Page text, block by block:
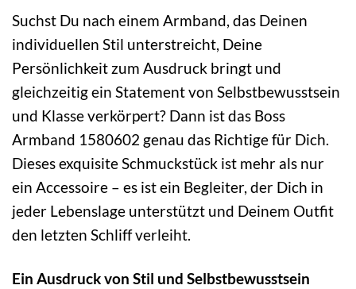
Suchst Du nach einem Armband, das Deinen
individuellen Stil unterstreicht, Deine
Persönlichkeit zum Ausdruck bringt und
gleichzeitig ein Statement von Selbstbewusstsein
und Klasse verkörpert? Dann ist das Boss
Armband 1580602 genau das Richtige für Dich.
Dieses exquisite Schmuckstück ist mehr als nur
ein Accessoire – es ist ein Begleiter, der Dich in
jeder Lebenslage unterstützt und Deinem Outfit
den letzten Schliff verleiht.
Ein Ausdruck von Stil und Selbstbewusstsein